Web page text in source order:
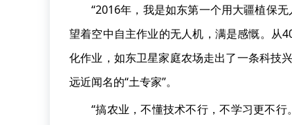
“2016年，我是如东第一个用大疆植保
望着空中自主作业的无人机，满是感慨。从
化作业，如东卫星家庭农场走出了一条科技
远近闻名的“土专家”。
“搞农业，不懂技术不行，不学习更不